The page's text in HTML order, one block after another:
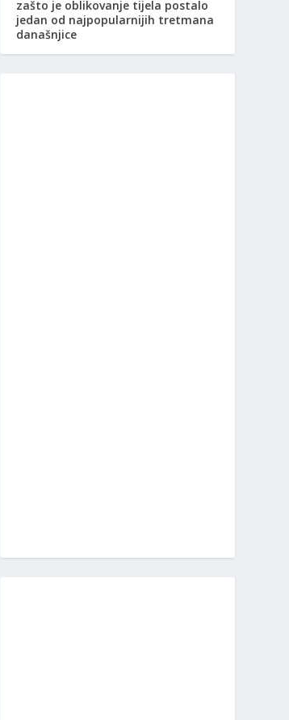
zašto je oblikovanje tijela postalo
jedan od najpopularnijih tretmana
današnjice